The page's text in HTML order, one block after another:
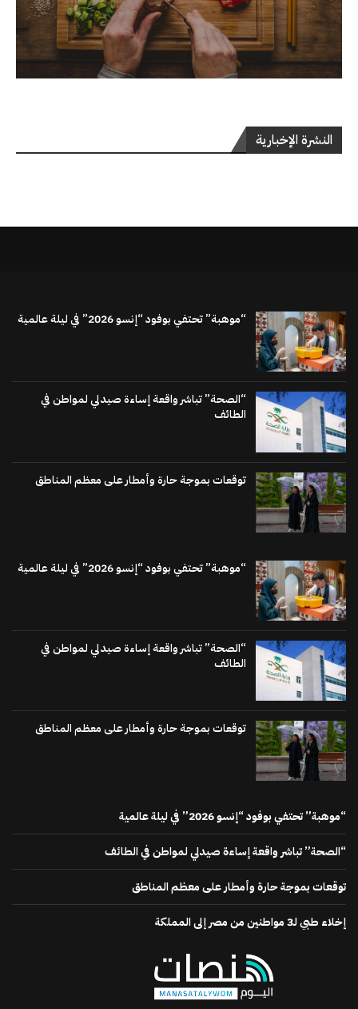
النشرة الإخبارية
“موهبة” تحتفي بوفود “إنسو 2026” في ليلة عالمية
“الصحة” تباشر واقعة إساءة صيدلي لمواطن في
الطائف
توقعات بموجة حارة وأمطار على معظم المناطق
“موهبة” تحتفي بوفود “إنسو 2026” في ليلة عالمية
“الصحة” تباشر واقعة إساءة صيدلي لمواطن في
الطائف
توقعات بموجة حارة وأمطار على معظم المناطق
“موهبة” تحتفي بوفود “إنسو 2026” في ليلة عالمية
“الصحة” تباشر واقعة إساءة صيدلي لمواطن في الطائف
توقعات بموجة حارة وأمطار على معظم المناطق
إخلاء طبي لـ3 مواطنين من مصر إلى المملكة